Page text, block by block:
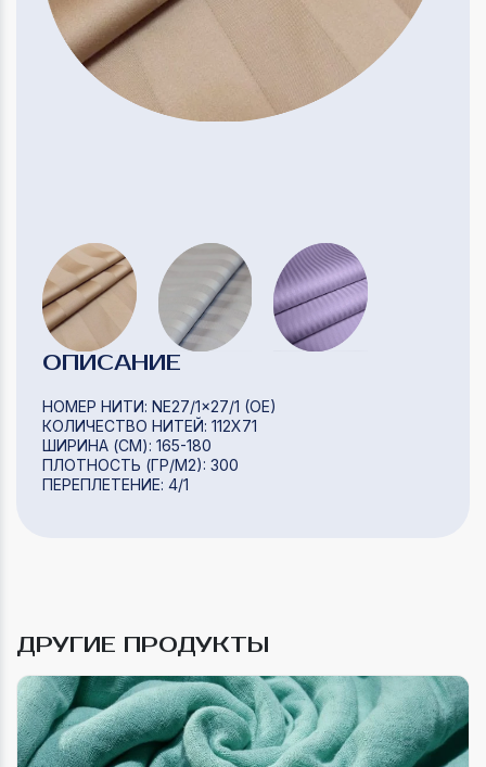
ОПИСАНИЕ
НОМЕР НИТИ: NE27/1×27/1 (OE)
КОЛИЧЕСТВО НИТЕЙ: 112Х71
ШИРИНА (СМ): 165-180
ПЛОТНОСТЬ (ГР/М2): 300
ПЕРЕПЛЕТЕНИЕ: 4/1
ДРУГИЕ ПРОДУКТЫ